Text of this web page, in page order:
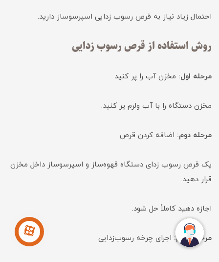
احتمال زیاد نیاز به قرص رسوب زدایی اسپرسوساز دارید.
روش استفاده از قرص رسوب زدایی
مرحله اول: مخزن آب را پر کنید
مخزن دستگاه را با آب ولرم پر کنید.
مرحله دوم: اضافه کردن قرص
یک قرص رسوب زدای دستگاه قهوه‌ساز و اسپرسوساز داخل مخزن
قرار دهید.
اجازه دهید کاملاً حل شود.
مرحله سوم: اجرای چرخه رسوب‌زدایی